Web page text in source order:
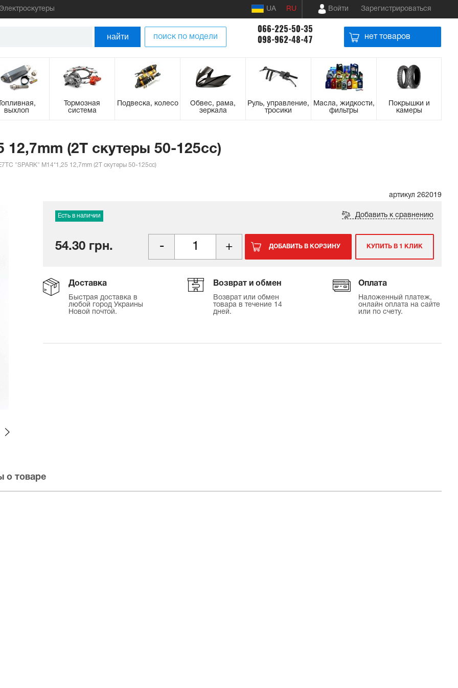
Электроскутеры UA RU Войти Зарегистрироваться
найти поиск по модели
066-225-50-35
098-962-48-47
нет товаров
выхлоп
Тормозная
система
Подвеска, колесо
Обвес, рама,
зеркала
Руль, управление,
тросики
Масла, жидкости,
фильтры
Покрышки и
камеры
12,7mm (2Т скутеры 50-125сс)
"SPARK" M14*1,25 12,7mm (2Т скутеры 50-125сс)
артикул 262019
Есть в наличии Добавить к сравнению
54.30 грн. ДОБАВИТЬ В КОРЗИНУ КУПИТЬ В 1 КЛИК
Доставка
Быстрая доставка в
любой город Украины
Новой почтой.
Возврат и обмен
Возврат или обмен
товара в течение 14
дней.
Оплата
Наложенный платеж,
онлайн оплата на сайте
или по счету.
о товаре